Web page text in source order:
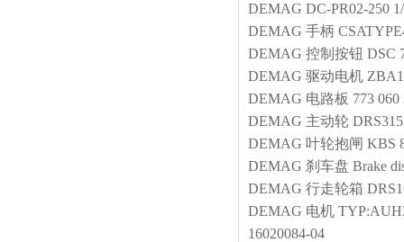
DEMAG DC-PR02-250
DEMAG 手柄
DEMAG 控制按钮 DSC
DEMAG 驱动电机
DEMAG 电路板 773 060
DEMAG 主动轮
DEMAG 叶轮抱闸 KBS
DEMAG 刹车盘 Brake
DEMAG 行走轮箱
DEMAG 电机
16020084-04